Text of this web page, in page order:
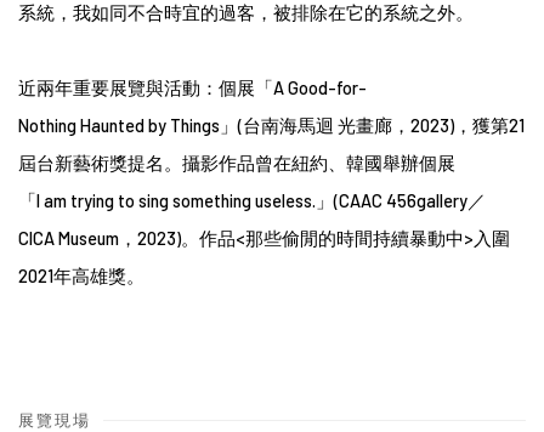
系統，我如同不合時宜的過客，被排除在它的系統之外。
近兩年重要展覽與活動：個展「A Good-for-
Nothing Haunted by Things 」(台南海馬迴 光畫廊， 2023) ，獲第21
屆台新藝術獎提名。攝影作品曾在紐約、韓國舉辦個展
「I am trying to sing something useless. 」(CAAC 456gallery／
CICA Museum ， 2023)。作品<那些偷閒的時間持續暴動中> 入圍
2021年高雄獎。
展覽現場